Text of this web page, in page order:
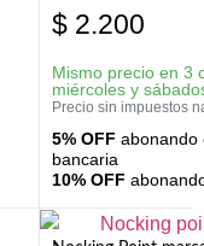
$ 2.200
Mismo precio en 3
miércoles y
Precio sin impuestos
5% OFF abonando
bancaria
10% OFF